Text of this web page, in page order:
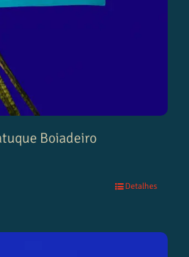
Boiadeiro
Detalhes